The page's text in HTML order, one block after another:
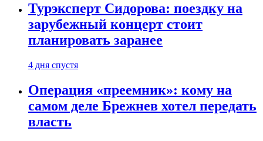
Турэксперт Сидорова: поездку на
зарубежный концерт стоит
планировать заранее
4 дня спустя
Операция «преемник»: кому на
самом деле Брежнев хотел передать
власть